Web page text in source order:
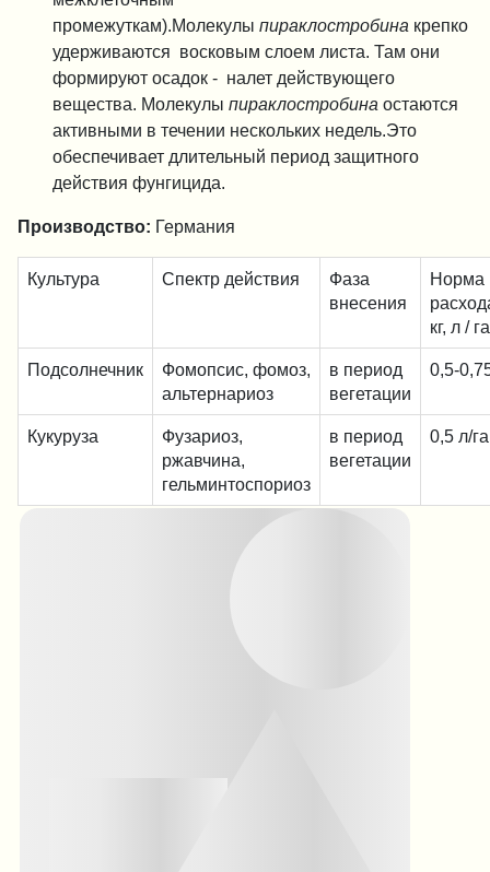
промежуткам).Молекулы пираклостробина крепко
удерживаются восковым слоем листа. Там они
формируют осадок - налет действующего
вещества. Молекулы пираклостробина остаются
активными в течении нескольких недель.Это
обеспечивает длительный период защитного
действия фунгицида.
Производство: Германия
Культура Спектр действия
Фаза
внесения
Норма
кг, л / га
Подсолнечник
Фомопсис, фомоз,
альтернариоз
в период
вегетации
0,5-
Кукуруза
Фузариоз,
ржавчина,
гельминтоспориоз
в период
вегетации
0,5 л/